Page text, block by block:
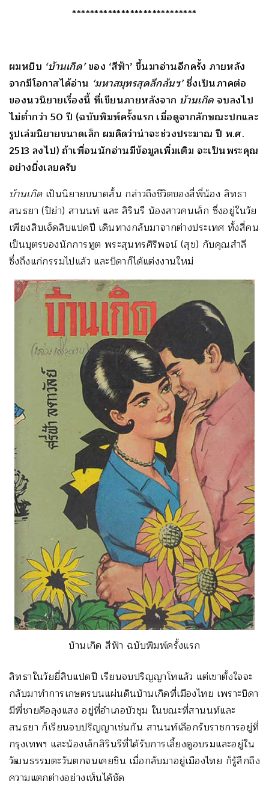
****************************
ผมหยิบ ‘บ้านเกิด’ของ ‘สีฟ้า’ ขึ้นมาอ่านอีกครั้ง ภายหลัง
จากมีโอกาสได้อ่าน ‘มหาสมุทรสุดลึกล้นฯ’ซึ่งเป็นภาคต่อ
ของนวนิยายเรื่องนี้ ที่เขียนภายหลังจาก บ้านเกิด จบลงไป
ไม่ต่ำกว่า 50 ปี (ฉบับพิมพ์ครั้งแรก เมื่อดูจากลักษณะปกและ
รูปเล่มนิยายขนาดเล็ก ผมคิดว่าน่าจะช่วงประมาณ ปี พ.ศ.
2513 ลงไป) ถ้าเพื่อนนักอ่านมีข้อมูลเพิ่มเติม จะเป็นพระคุณ
อย่างยิ่งเลยครับ
บ้านเกิดเป็นนิยายขนาดสั้น กล่าวถึงชีวิตของสี่พี่น้อง สิทธา
สนธยา (ปิย่า) สานนท์ และ สิรินรี น้องสาวคนเล็ก ซึ่งอยู่ในวัย
เพียงสิบเจ็ดสิบแปดปี เดินทางกลับมาจากต่างประเทศ ทั้งสี่คน
เป็นบุตรของนักการทูต พระสุนทรศิริพจน์ (สุข) กับคุณสำลี
ซึ่งถึงแก่กรรมไปแล้ว และบิดาก็ได้แต่งงานใหม่
บ้านเกิด สีฟ้า ฉบับพิมพ์ครั้งแรก
สิทธาในวัยยี่สิบแปดปี เรียนจบปริญญาโทแล้ว แต่เขาตั้งใจจะ
กลับมาทำการเกษตรบนแผ่นดินบ้านเกิดที่เมืองไทย เพราะบิดา
มีพี่ชายคือลุงแสง อยู่ที่อำเภอบัวชุม ในขณะที่สานนท์และ
สนธยา ก็เรียนจบปริญญาเช่นกัน สานนท์เลือกรับราชการอยู่ที่
กรุงเทพฯ และน้องเล็กสิรินรีที่ได้รับการเลี้ยงดูอบรมและอยู่ใน
วัฒนธรรมตะวันตกจนเคยชิน เมื่อกลับมาอยู่เมืองไทย ก็รู้สึกถึง
ความแตกต่างอย่างเห็นได้ชัด